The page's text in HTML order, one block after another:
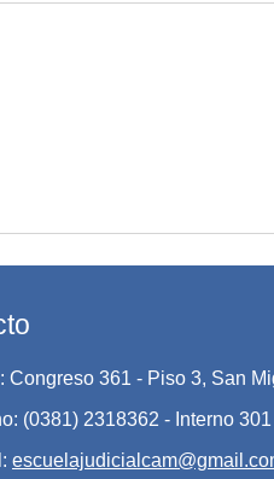
Congreso 361 - Piso 3, San
(0381) 2318362 - Interno 301